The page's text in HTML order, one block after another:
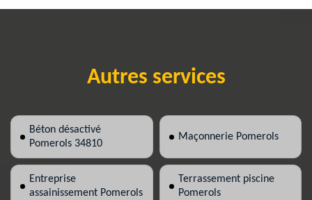
Autres services
Béton désactivé
Pomerols 34810
Maçonnerie Pomerols
Entreprise
assainissement Pomerols
Terrassement piscine
Pomerols